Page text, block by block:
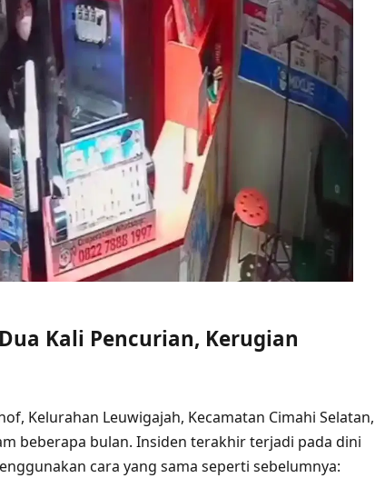
Kali Pencurian, Kerugian
Kelurahan Leuwigajah, Kecamatan Cimahi Selatan,
beberapa bulan. Insiden terakhir terjadi pada dini
cara yang sama seperti sebelumnya: